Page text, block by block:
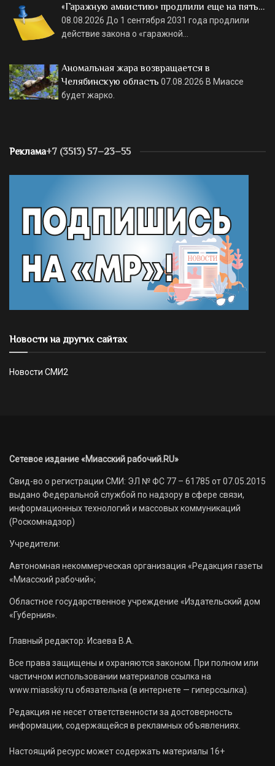
«Гаражную амнистию» продлили еще на пять…
08.08.2026 До 1 сентября 2031 года продлили
действие закона о «гаражной…
Аномальная жара возвращается в
Челябинскую область 07.08.2026 В Миассе
будет жарко.
Реклама+7 (3513) 57–23–55
Новости на других сайтах
Новости СМИ2
Сетевое издание «Миасский рабочий.RU»
Свид-во о регистрации СМИ: ЭЛ № ФС 77 – 61785 от 07.05.2015
выдано Федеральной службой по надзору в сфере связи,
информационных технологий и массовых коммуникаций
(Роскомнадзор)
Учредители:
Автономная некоммерческая организация «Редакция газеты
«Миасский рабочий»;
Областное государственное учреждение «Издательский дом
«Губерния».
Главный редактор: Исаева В.А.
Все права защищены и охраняются законом. При полном или
частичном использовании материалов ссылка на
www.miasskiy.ru обязательна (в интернете — гиперссылка).
Редакция не несет ответственности за достоверность
информации, содержащейся в рекламных объявлениях.
Настоящий ресурс может содержать материалы 16+